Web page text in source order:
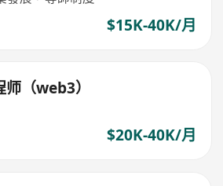
$15K-40K/月
（web3）
$20K-40K/月